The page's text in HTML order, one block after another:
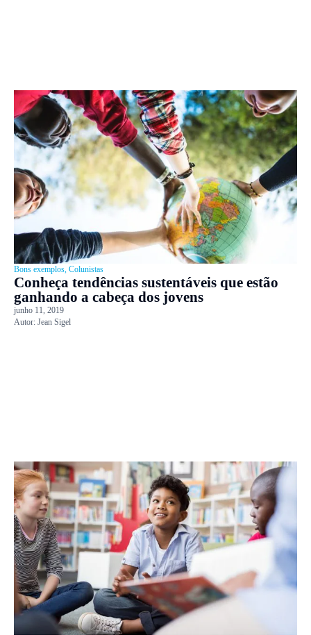
Bons exemplos, Colunistas
Conheça tendências sustentáveis que estão
ganhando a cabeça dos jovens
junho 11, 2019
Autor: Jean Sigel